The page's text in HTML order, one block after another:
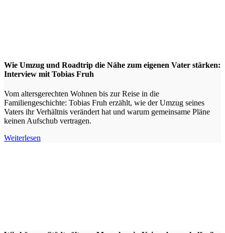
Wie Umzug und Roadtrip die Nähe zum eigenen Vater stärken:
Interview mit Tobias Fruh
Vom altersgerechten Wohnen bis zur Reise in die
Familiengeschichte: Tobias Fruh erzählt, wie der Umzug seines
Vaters ihr Verhältnis verändert hat und warum gemeinsame Pläne
keinen Aufschub vertragen.
Weiterlesen